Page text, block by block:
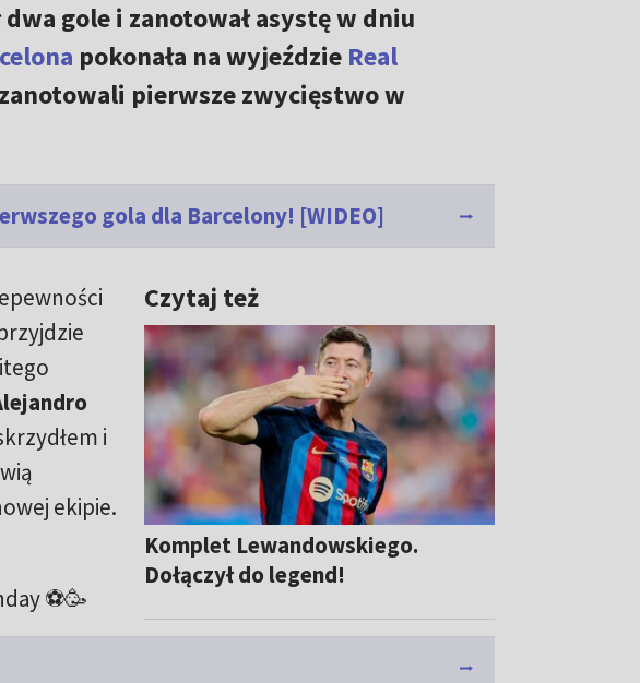
gole i zanotował asystę w dniu
pokonała na wyjeździe Real
pierwsze zwycięstwo w
gola dla Barcelony! [WIDEO]
Czytaj też
Komplet Lewandowskiego.
Dołączył do legend!
i
ekipie.
⚽️🥳